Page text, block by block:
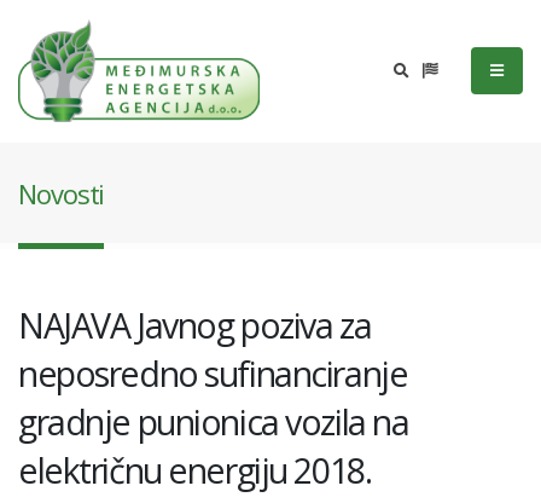
Novosti
NAJAVA Javnog poziva za
neposredno sufinanciranje
gradnje punionica vozila na
električnu energiju 2018.